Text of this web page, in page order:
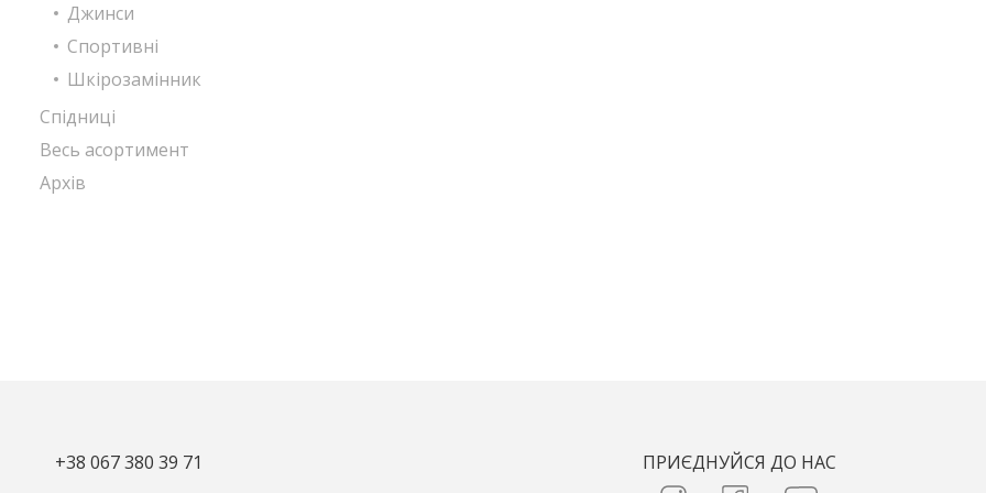
Джинси
Спортивні
Шкірозамінник
Спідниці
Весь асортимент
Архів
+38 067 380 39 71 ПРИЄДНУЙСЯ ДО НАС